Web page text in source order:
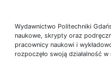
Wydawnictwo Politechniki
naukowe, skrypty oraz
pracownicy naukowi i
rozpoczęło swoją działalność